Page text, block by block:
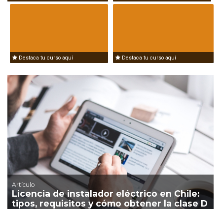
Destaca tu curso aquí Destaca tu curso aquí
Artículo
Licencia de instalador eléctrico en Chile:
tipos, requisitos y cómo obtener la clase D